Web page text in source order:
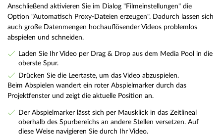
Anschließend aktivieren Sie im Dialog "Filmeinstellungen" die
Option "Automatisch Proxy-Dateien erzeugen". Dadurch lassen sich
auch große Datenmengen hochauflösender Videos problemlos
abspielen und schneiden.
Laden Sie Ihr Video per Drag & Drop aus dem Media Pool in die
oberste Spur.
Drücken Sie die Leertaste, um das Video abzuspielen.
Beim Abspielen wandert ein roter Abspielmarker durch das
Projektfenster und zeigt die aktuelle Position an.
Der Abspielmarker lässt sich per Mausklick in das Zeitlineal
oberhalb des Spurbereichs an andere Stellen versetzen. Auf
diese Weise navigieren Sie durch Ihr Video.